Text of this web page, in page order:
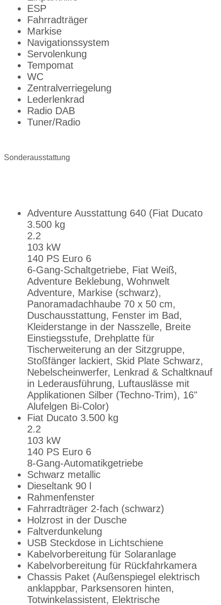
ESP
Fahrradträger
Markise
Navigationssystem
Servolenkung
Tempomat
WC
Zentralverriegelung
Lederlenkrad
Radio DAB
Tuner/Radio
Sonderausstattung
Adventure Ausstattung 640 (Fiat Ducato
3.500 kg
2.2
103 kW
140 PS Euro 6
6-Gang-Schaltgetriebe, Fiat Weiß,
Adventure Beklebung, Wohnwelt
Adventure, Markise (schwarz),
Panoramadachhaube 70 x 50 cm,
Duschausstattung, Fenster im Bad,
Kleiderstange in der Nasszelle, Breite
Einstiegsstufe, Drehplatte für
Tischerweiterung an der Sitzgruppe,
Stoßfänger lackiert, Skid Plate Schwarz,
Nebelscheinwerfer, Lenkrad & Schaltknauf
in Lederausführung, Luftauslässe mit
Applikationen Silber (Techno-Trim), 16"
Alufelgen Bi-Color)
Fiat Ducato 3.500 kg
2.2
103 kW
140 PS Euro 6
8-Gang-Automatikgetriebe
Schwarz metallic
Dieseltank 90 l
Rahmenfenster
Fahrradträger 2-fach (schwarz)
Holzrost in der Dusche
Faltverdunkelung
USB Steckdose in Lichtschiene
Kabelvorbereitung für Solaranlage
Kabelvorbereitung für Rückfahrkamera
Chassis Paket (Außenspiegel elektrisch
anklappbar, Parksensoren hinten,
Totwinkelassistent, Elektrische